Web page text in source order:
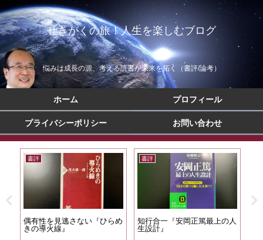
せきがくの旅！人生を楽しむブログ
悩みは成長の源、考える読書が未来を拓く（書評/論考）
ホーム プロフィール
プライバシーポリシー お問い合わせ
書評
偶有性を見逃さない『ひらめ
きの導火線』
書評
知行合一『安岡正篤最上の人
生設計』